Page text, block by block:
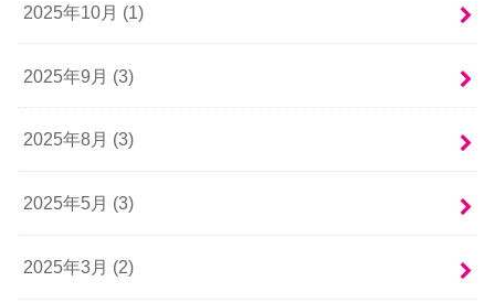
2025年10月 (1)
2025年9月 (3)
2025年8月 (3)
2025年5月 (3)
2025年3月 (2)